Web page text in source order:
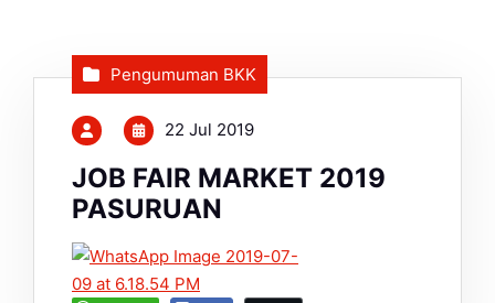
Pengumuman BKK
22 Jul 2019
JOB FAIR MARKET 2019
PASURUAN